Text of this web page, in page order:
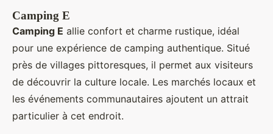
Camping E
Camping E allie confort et charme rustique, idéal
pour une expérience de camping authentique. Situé
près de villages pittoresques, il permet aux visiteurs
de découvrir la culture locale. Les marchés locaux et
les événements communautaires ajoutent un attrait
particulier à cet endroit.